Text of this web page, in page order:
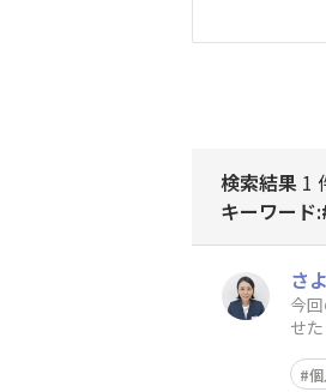
検索結果 1
キーワード
さ
今
せ